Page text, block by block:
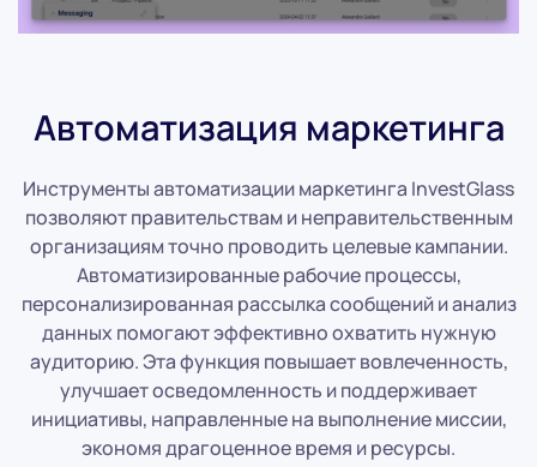
Автоматизация маркетинга
Инструменты автоматизации маркетинга InvestGlass
позволяют правительствам и неправительственным
организациям точно проводить целевые кампании.
Автоматизированные рабочие процессы,
персонализированная рассылка сообщений и анализ
данных помогают эффективно охватить нужную
аудиторию. Эта функция повышает вовлеченность,
улучшает осведомленность и поддерживает
инициативы, направленные на выполнение миссии,
экономя драгоценное время и ресурсы.